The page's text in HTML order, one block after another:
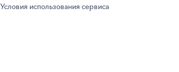
Условия использования сервиса